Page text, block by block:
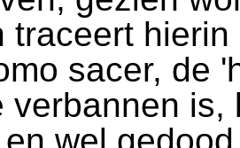
traceert
sacer, de
verbannen is,